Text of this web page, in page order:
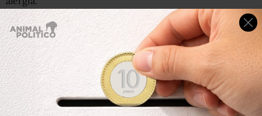
Pero en un comunicado este domingo, Coyo negó que su
producto fuera el culpable de la muerte del cliente de
Pret.
La empresa dijo que la contaminación de sus yogures en
febrero de este año no está relacionada con este caso, y
que se trata de una especulación.